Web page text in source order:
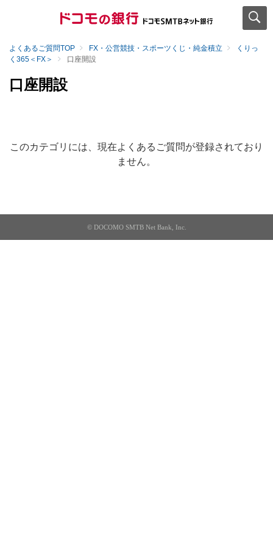
よくあるご質問TOP FX・公営競技・スポーツくじ・純金積立
くりっ
く365＜FX＞
口座開設
口座開設
このカテゴリには、現在よくあるご質問が登録されており
ません。
© DOCOMO SMTB Net Bank, Inc.